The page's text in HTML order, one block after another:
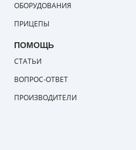
ОБОРУДОВАНИЯ
ПРИЦЕПЫ
ПОМОЩЬ
СТАТЬИ
ВОПРОС-ОТВЕТ
ПРОИЗВОДИТЕЛИ